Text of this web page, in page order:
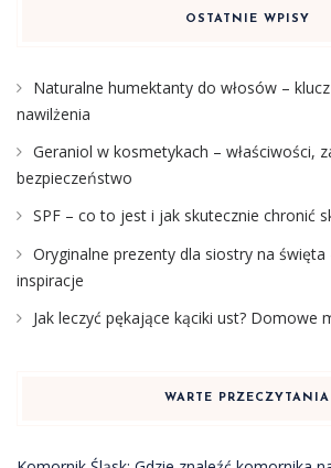
OSTATNIE WPISY
Naturalne humektanty do włosów –
nawilżenia
Geraniol w kosmetykach – właściwości,
bezpieczeństwo
SPF – co to jest i jak skutecznie chronić
Oryginalne prezenty dla siostry na święta
inspiracje
Jak leczyć pękające kąciki ust? Domowe
WARTE PRZECZYTANIA